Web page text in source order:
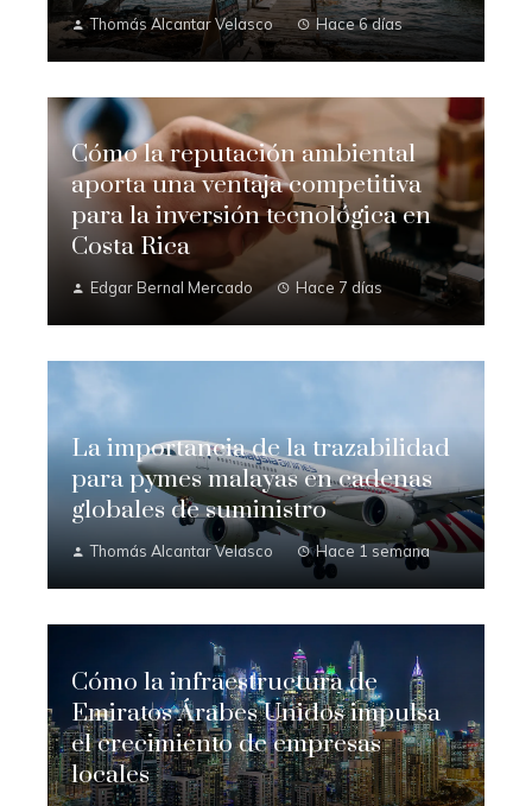
Thomás Alcantar Velasco Hace 6 días
Cómo la reputación ambiental
aporta una ventaja competitiva
para la inversión tecnológica en
Costa Rica
Edgar Bernal Mercado Hace 7 días
La importancia de la trazabilidad
para pymes malayas en cadenas
globales de suministro
Thomás Alcantar Velasco Hace 1 semana
Cómo la infraestructura de
Emiratos Árabes Unidos impulsa
el crecimiento de empresas
locales